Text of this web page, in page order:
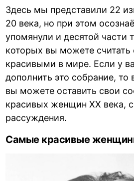
Здесь мы представили 22
20 века, но при этом
упомянули и десятой части
которых вы можете
красивыми в мире. Если у
дополнить это собрание, то
вы можете оставить свои
красивых женщин XX века,
рассуждения.
Самые красивые